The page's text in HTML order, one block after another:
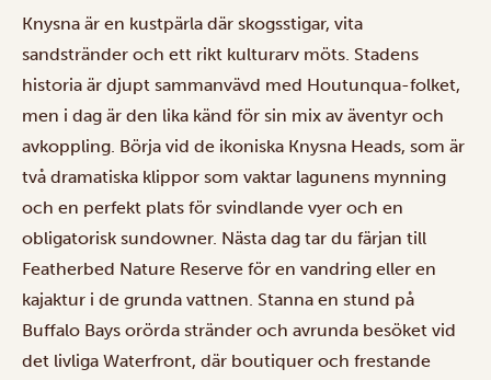
Knysna är en kustpärla där skogsstigar, vita
sandstränder och ett rikt kulturarv möts. Stadens
historia är djupt sammanvävd med Houtunqua-folket,
men i dag är den lika känd för sin mix av äventyr och
avkoppling. Börja vid de ikoniska Knysna Heads, som är
två dramatiska klippor som vaktar lagunens mynning
och en perfekt plats för svindlande vyer och en
obligatorisk sundowner. Nästa dag tar du färjan till
Featherbed Nature Reserve för en vandring eller en
kajaktur i de grunda vattnen. Stanna en stund på
Buffalo Bays orörda stränder och avrunda besöket vid
det livliga Waterfront, där boutiquer och frestande